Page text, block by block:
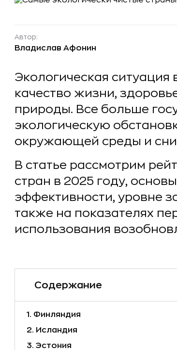
Автор:
Владислав Афонин
Экологическая ситуация
качество жизни,
природы. Все больше
экологическую
окружающей среды и
В статье рассмотрим
стран в 2025 году,
эффективности, уровне
также на показателях
использования
Содержание
1. Финляндия
2. Исландия
3. Эстония